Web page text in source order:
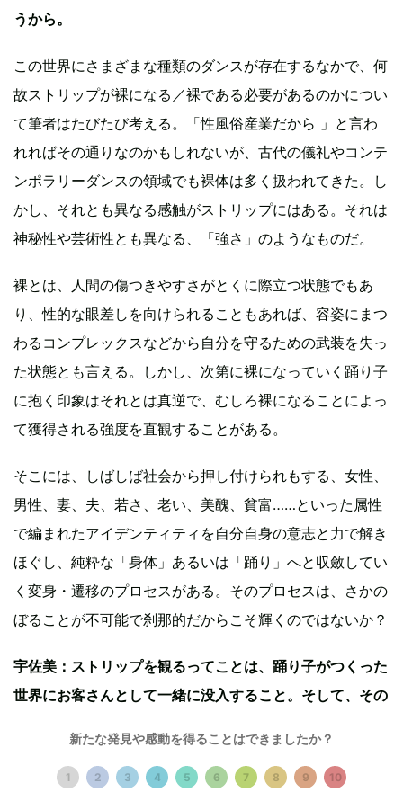
うから。
この世界にさまざまな種類のダンスが存在するなかで、何
故ストリップが裸になる／裸である必要があるのかについ
て筆者はたびたび考える。「性風俗産業だから 」と言わ
れればその通りなのかもしれないが、古代の儀礼やコンテ
ンポラリーダンスの領域でも裸体は多く扱われてきた。し
かし、それとも異なる感触がストリップにはある。それは
神秘性や芸術性とも異なる、「強さ」のようなものだ。
裸とは、人間の傷つきやすさがとくに際立つ状態でもあ
り、性的な眼差しを向けられることもあれば、容姿にまつ
わるコンプレックスなどから自分を守るための武装を失っ
た状態とも言える。しかし、次第に裸になっていく踊り子
に抱く印象はそれとは真逆で、むしろ裸になることによっ
て獲得される強度を直観することがある。
そこには、しばしば社会から押し付けられもする、女性、
男性、妻、夫、若さ、老い、美醜、貧富……といった属性
で編まれたアイデンティティを自分自身の意志と力で解き
ほぐし、純粋な「身体」あるいは「踊り」へと収斂してい
く変身・遷移のプロセスがある。そのプロセスは、さかの
ぼることが不可能で刹那的だからこそ輝くのではないか？
宇佐美：ストリップを観るってことは、踊り子がつくった
世界にお客さんとして一緒に没入すること。そして、その
ります。これは演劇やライブ、そのほかのいろんなエンタ
メで体験できることかもしれないけれど、私にとってはス
新たな発見や感動を得ることはできましたか？
1 2 3 4 5 6 7 8 9 10